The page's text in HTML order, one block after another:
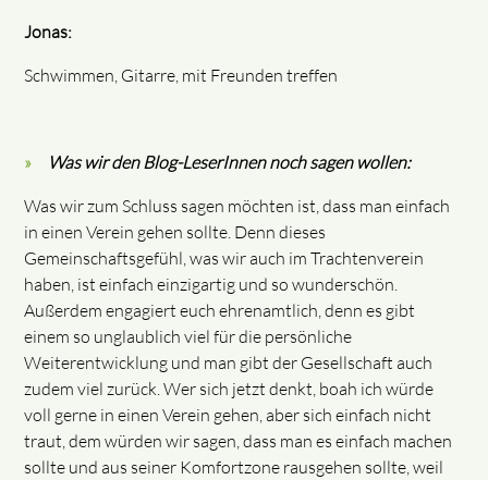
Jonas:
Schwimmen, Gitarre, mit Freunden treffen
Was wir den Blog-LeserInnen noch sagen wollen:
Was wir zum Schluss sagen möchten ist, dass man einfach
in einen Verein gehen sollte. Denn dieses
Gemeinschaftsgefühl, was wir auch im Trachtenverein
haben, ist einfach einzigartig und so wunderschön.
Außerdem engagiert euch ehrenamtlich, denn es gibt
einem so unglaublich viel für die persönliche
Weiterentwicklung und man gibt der Gesellschaft auch
zudem viel zurück. Wer sich jetzt denkt, boah ich würde
voll gerne in einen Verein gehen, aber sich einfach nicht
traut, dem würden wir sagen, dass man es einfach machen
sollte und aus seiner Komfortzone rausgehen sollte, weil